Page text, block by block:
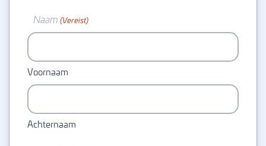
Naam (Vereist)
Voornaam
Achternaam